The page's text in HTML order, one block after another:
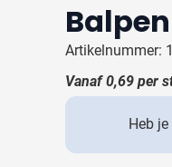
Weggevertjes
Tassen
Gereedschap
Artikelnummer:
Vanaf0,69 per
Heb